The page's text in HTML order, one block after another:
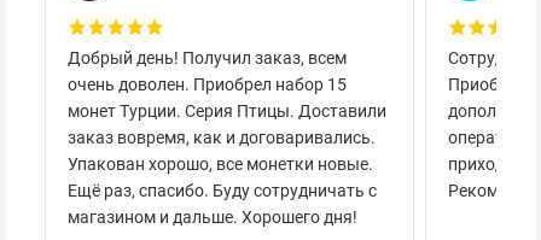
Добрый день! Получил заказ, всем
очень доволен. Приобрел набор 15
монет Турции. Серия Птицы. Доставили
заказ вовремя, как и договаривались.
Упакован хорошо, все монетки новые.
Ещё раз, спасибо. Буду сотрудничать с
магазином и дальше. Хорошего дня!
приходило